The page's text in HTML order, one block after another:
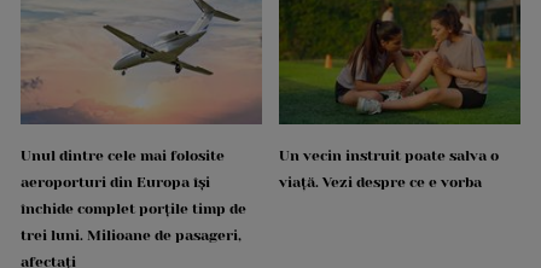
Unul dintre cele mai folosite
aeroporturi din Europa își
închide complet porțile timp de
trei luni. Milioane de pasageri,
afectați
Un vecin instruit poate salva o
viață. Vezi despre ce e vorba